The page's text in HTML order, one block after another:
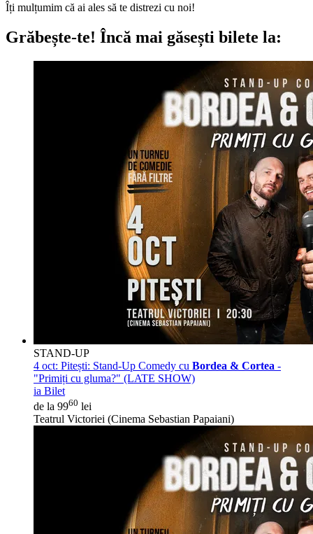
Îți mulțumim că ai ales să te distrezi cu noi!
Grăbește-te! Încă mai găsești bilete la:
STAND-UP
4 oct: Pitești: Stand-Up Comedy cu Bordea & Cortea -
"Primiți cu gluma?" (LATE SHOW)
ia Bilet
de la 9960 lei
Teatrul Victoriei (Cinema Sebastian Papaiani)